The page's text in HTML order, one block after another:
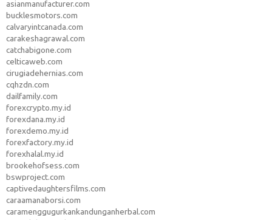
asianmanufacturer.com
bucklesmotors.com
calvaryintcanada.com
carakeshagrawal.com
catchabigone.com
celticaweb.com
cirugiadehernias.com
cqhzdn.com
dailfamily.com
forexcrypto.my.id
forexdana.my.id
forexdemo.my.id
forexfactory.my.id
forexhalal.my.id
brookehofsess.com
bswproject.com
captivedaughtersfilms.com
caraamanaborsi.com
caramenggugurkankandunganherbal.com